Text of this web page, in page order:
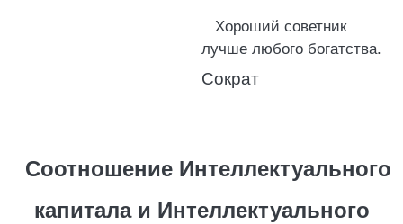
Хороший советник
лучше любого богатства.
Сократ
Соотношение Интеллектуального
капитала и Интеллектуального